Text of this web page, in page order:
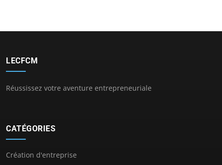
LECFCM
Réussissez votre aventure entrepreneuriale
CATÉGORIES
Création d'entreprise